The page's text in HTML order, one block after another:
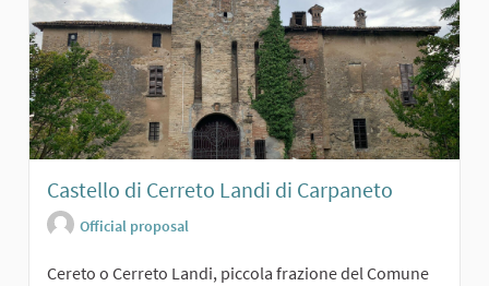
Castello di Cerreto Landi di Carpaneto
Official proposal
Cereto o Cerreto Landi, piccola frazione del Comune